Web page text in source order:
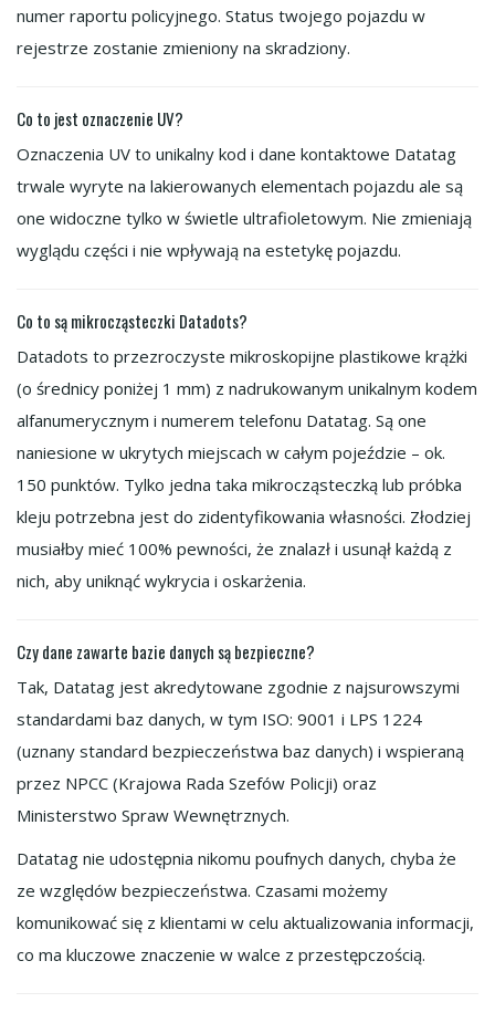
numer raportu policyjnego. Status twojego pojazdu w
rejestrze zostanie zmieniony na skradziony.
Co to jest oznaczenie UV?
Oznaczenia UV to unikalny kod i dane kontaktowe Datatag
trwale wyryte na lakierowanych elementach pojazdu ale są
one widoczne tylko w świetle ultrafioletowym. Nie zmieniają
wyglądu części i nie wpływają na estetykę pojazdu.
Co to są mikrocząsteczki Datadots?
Datadots to przezroczyste mikroskopijne plastikowe krążki
(o średnicy poniżej 1 mm) z nadrukowanym unikalnym kodem
alfanumerycznym i numerem telefonu Datatag. Są one
naniesione w ukrytych miejscach w całym pojeździe – ok.
150 punktów. Tylko jedna taka mikrocząsteczką lub próbka
kleju potrzebna jest do zidentyfikowania własności. Złodziej
musiałby mieć 100% pewności, że znalazł i usunął każdą z
nich, aby uniknąć wykrycia i oskarżenia.
Czy dane zawarte bazie danych są bezpieczne?
Tak, Datatag jest akredytowane zgodnie z najsurowszymi
standardami baz danych, w tym ISO: 9001 i LPS 1224
(uznany standard bezpieczeństwa baz danych) i wspieraną
przez NPCC (Krajowa Rada Szefów Policji) oraz
Ministerstwo Spraw Wewnętrznych.
Datatag nie udostępnia nikomu poufnych danych, chyba że
ze względów bezpieczeństwa. Czasami możemy
komunikować się z klientami w celu aktualizowania informacji,
co ma kluczowe znaczenie w walce z przestępczością.